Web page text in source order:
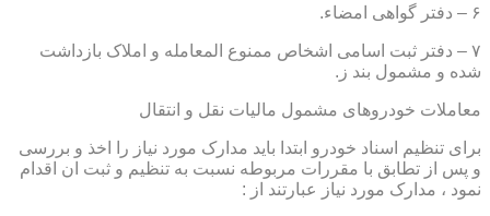
۶ – دفتر گواهی امضاء.
۷ – دفتر ثبت اسامی اشخاص ممنوع المعامله و املاک بازداشت
شده و مشمول بند ز.
معاملات خودروهای مشمول مالیات نقل و انتقال
برای تنظیم اسناد خودرو ابتدا باید مدارک مورد نیاز را اخذ و بررسی
و پس از تطابق با مقررات مربوطه نسبت به تنظیم و ثبت ان اقدام
نمود ، مدارک مورد نیاز عبارتند از :